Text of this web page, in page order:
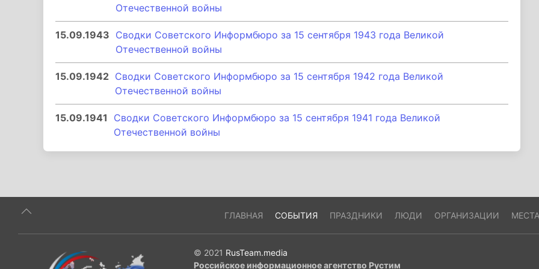
Отечественной войны
15.09.1943 Сводки Советского Информбюро за 15 сентября 1943 года Великой
Отечественной войны
15.09.1942 Сводки Советского Информбюро за 15 сентября 1942 года Великой
Отечественной войны
15.09.1941
Сводки Советского Информбюро за 15 сентября 1941 года Великой
Отечественной войны
ГЛАВНАЯ СОБЫТИЯ ПРАЗДНИКИ ЛЮДИ ОРГАНИЗАЦИИ МЕСТА
© 2021 RusTeam.media
Российское информационное агентство Рустим